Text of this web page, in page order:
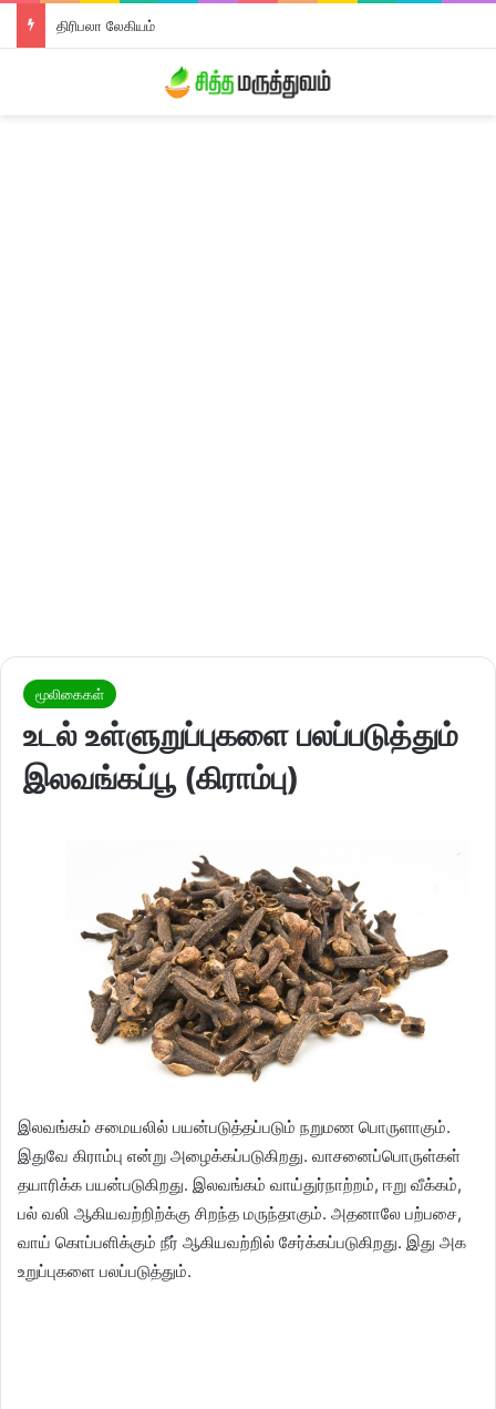
திரிபலா லேகியம்
மூலிகைகள்
உடல் உள்ளுறுப்புகளை பலப்படுத்தும்
இலவங்கப்பூ (கிராம்பு)
இலவங்கம் சமையலில் பயன்படுத்தப்படும் நறுமண பொருளாகும்.
இதுவே கிராம்பு என்று அழைக்கப்படுகிறது. வாசனைப்பொருள்கள்
தயாரிக்க பயன்படுகிறது. இலவங்கம் வாய்துர்நாற்றம், ஈறு வீக்கம்,
பல் வலி ஆகியவற்றிற்க்கு சிறந்த மருந்தாகும். அதனாலே பற்பசை,
வாய் கொப்பளிக்கும் நீர் ஆகியவற்றில் சேர்க்கப்படுகிறது. இது அக
உறுப்புகளை பலப்படுத்தும்.